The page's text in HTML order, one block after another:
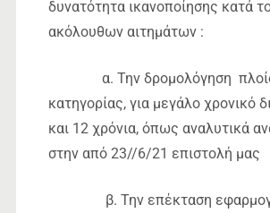
δυνατότητα ικανοποίησης κατά
ακόλουθων αιτημάτων :
α. Την δρομολόγηση
κατηγορίας, για μεγάλο χρονικό
και 12 χρόνια, όπως αναλυτικά
στην από 23//6/21 επιστολή μας
β. Την επέκταση